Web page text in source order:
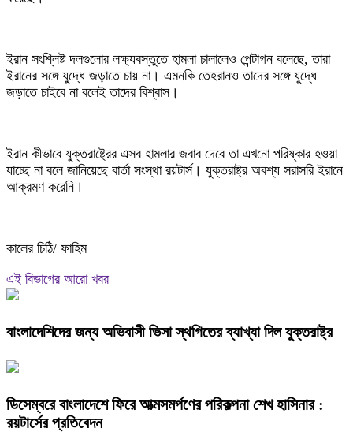
ইরান সংশ্লিষ্ট দলগুলোর লক্ষ্যবস্তুতে হামলা চালালেও পেন্টাগন বলেছে, তারা
ইরানের সঙ্গে যুদ্ধে জড়াতে চায় না। এমনকি তেহরানও তাদের সঙ্গে যুদ্ধে
জড়াতে চাইবে না বলেই তাদের বিশ্বাস।
ইরান কীভাবে যুক্তরাষ্ট্রের এসব হামলার জবাব দেবে তা এখনো পরিষ্কার হওয়া
যাচ্ছে না বলে জানিয়েছে বার্তা সংস্থা রয়টার্স। যুক্তরাষ্ট্র অবশ্য সরাসরি ইরানে
আক্রমণ করেনি।
কালের চিঠি/ ফাহিম
এই বিভাগের আরো খবর
বাংলাদেশিদের জন্য অভিবাসী ভিসা স্থগিতের ব্যাখ্যা দিল যুক্তরাষ্ট্র
ডিসেম্বরে বাংলাদেশে ফিরে আত্মসমর্পণের পরিকল্পনা শেখ হাসিনার :
রয়টার্সের প্রতিবেদন